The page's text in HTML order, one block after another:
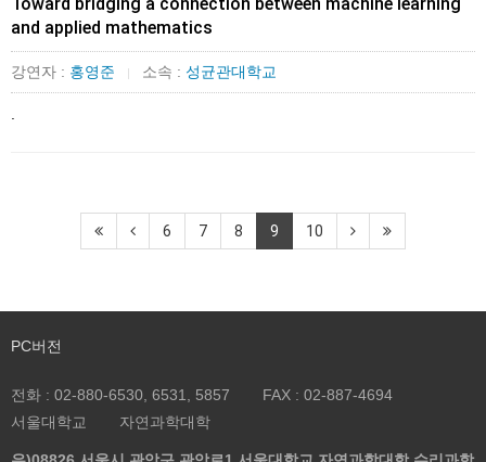
and applied mathematics
강연자 : 홍영준 | 소속 : 성균관대학교
6 7 8 9 10
PC버전
전화 : 02-880-6530, 6531, 5857 FAX : 02-887-4694
서울대학교
자연과학대학